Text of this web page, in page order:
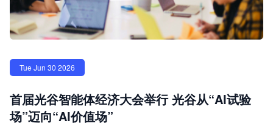
Tue Jun 30 2026
首届光谷智能体经济大会举行 光谷从“AI试验
场”迈向“AI价值场”